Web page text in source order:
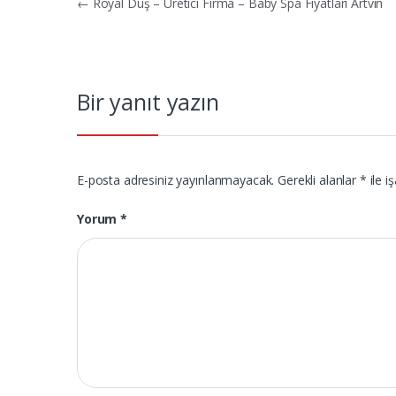
Yazı
← Royal Duş – Üretici Firma – Baby Spa Fiyatları Artvin
Bir yanıt yazın
E-posta adresiniz yayınlanmayacak. Gerekli alanlar * ile
Yorum*